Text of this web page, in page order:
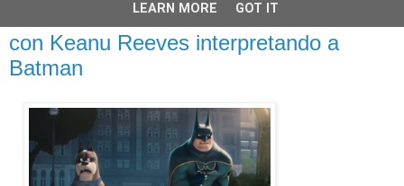
DC LEAGUE OF SUPER-PETS cuenta
con Keanu Reeves interpretando a
Batman
LEARN MORE GOT IT